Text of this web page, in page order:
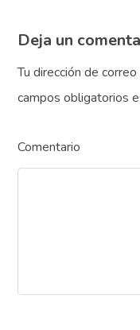
Deja un
Tu dirección de
campos obligatorios
Comentario